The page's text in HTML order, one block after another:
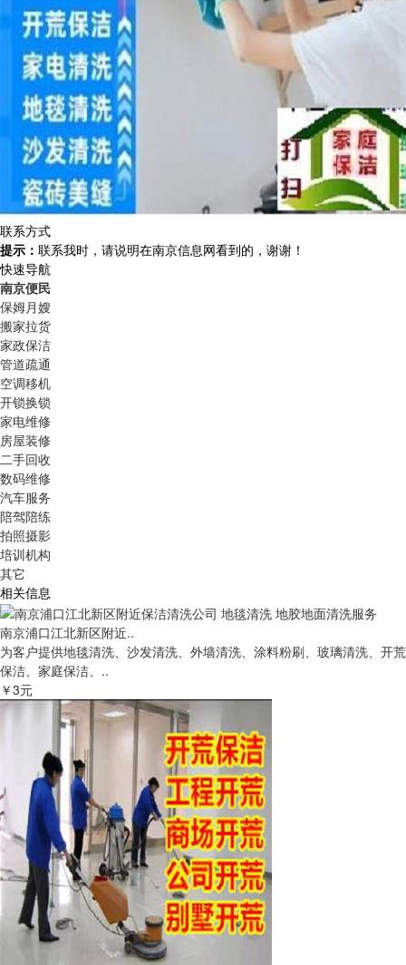
联系方式
提示： 联系我时，请说明在南京信息网看到的，谢谢！
快速导航
南京便民
保姆月嫂
搬家拉货
家政保洁
管道疏通
空调移机
开锁换锁
家电维修
房屋装修
二手回收
数码维修
汽车服务
陪驾陪练
拍照摄影
培训机构
其它
相关信息
南京浦口江北新区附近..
为客户提供地毯清洗、沙发清洗、外墙清洗、涂料粉刷、玻璃清洗、开荒
保洁、家庭保洁、..
￥3元